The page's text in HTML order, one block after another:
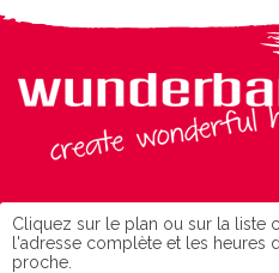
Cliquez sur le plan ou sur la liste
l'adresse complète et les heures
proche.